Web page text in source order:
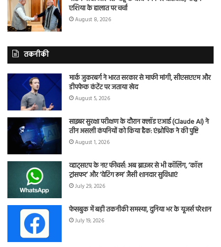
एशिया के हालात पर चर्चा
August 8, 2026
तकनीकी
मार्क जुकरबर्ग ने भारत सरकार से माफी मांगी, सीएसएएम और
डीपफेक कंटेंट पर जताया खेद
August 5, 2026
साइबर सुरक्षा परीक्षण के दौरान क्लॉड एआई (Claude AI) ने
तीन असली कंपनियों को किया हैक: एंथ्रोपिक ने की पुष्टि
August 1, 2026
व्हाट्सएप के नए फीचर्स: अब ब्राउजर से भी कॉलिंग, ‘कॉल
ट्रांसफर’ और ‘वेटिंग रूम’ जैसी शानदार सुविधाएं
July 29, 2026
फेसबुक में बड़ी तकनीकी समस्या, दुनिया भर के यूजर्स परेशान
July 19, 2026